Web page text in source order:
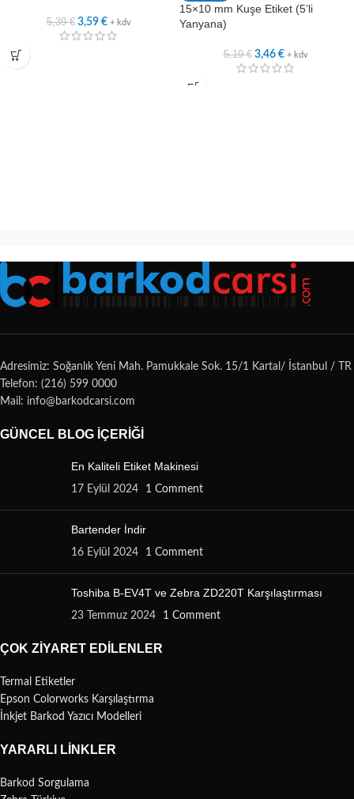
5,39€ 3,59 € + kdv
15×10 mm Kuşe Etiket (5’li
Yanyana)
5,19€ 3,46 € + kdv
Adresimiz: Soğanlık Yeni Mah. Pamukkale Sok. 15/1 Kartal/ İstanbul / TR
Telefon: (216) 599 0000
Mail: info@barkodcarsi.com
GÜNCEL BLOG İÇERIĞI
En Kaliteli Etiket Makinesi
17 Eylül 2024 1 Comment
Bartender İndir
16 Eylül 2024 1 Comment
Toshiba B-EV4T ve Zebra ZD220T Karşılaştırması
23 Temmuz 2024 1 Comment
ÇOK ZIYARET EDILENLER
Termal Etiketler
Epson Colorworks Karşılaştırma
İnkjet Barkod Yazıcı Modelleri
YARARLI LINKLER
Barkod Sorgulama